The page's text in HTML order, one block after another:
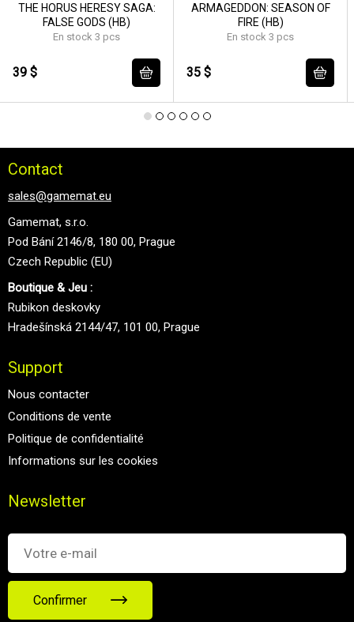
THE HORUS HERESY SAGA:
FALSE GODS (HB)
En stock 3 pcs
39 $
ARMAGEDDON: SEASON OF
FIRE (HB)
En stock 3 pcs
35 $
Contact
sales@gamemat.eu
Gamemat, s.r.o.
Pod Bání 2146/8, 180 00, Prague
Czech Republic (EU)
Boutique & Jeu :
Rubikon deskovky
Hradešínská 2144/47, 101 00, Prague
Support
Nous contacter
Conditions de vente
Politique de confidentialité
Informations sur les cookies
Newsletter
Confirmer